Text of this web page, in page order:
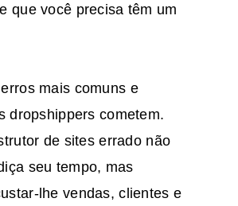
que você precisa têm um
mais comuns e
dropshippers cometem.
de sites errado não
seu tempo, mas
lhe vendas, clientes e